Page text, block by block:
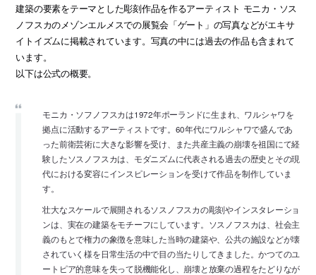
建築の要素をテーマとした彫刻作品を作るアーティスト モニカ・ソス
ノフスカのメゾンエルメスでの展覧会「ゲート」の写真などがエキサ
イトイズムに掲載されています。写真の中には過去の作品も含まれて
います。
以下は公式の概要。
モニカ・ソフノフスカは1972年ポーランドに生まれ、ワルシャワを
拠点に活動するアーティストです。60年代にワルシャワで盛んであ
った前衛芸術に大きな影響を受け、また共産主義の崩壊を祖国にて経
験したソスノフスカは、モダニズムに代表される過去の歴史とその現
代における変容にインスピレーションを受けて作品を制作していま
す。
壮大なスケールで展開されるソスノフスカの彫刻やインスタレーショ
ンは、実在の建築をモチーフにしています。ソスノフスカは、社会主
義のもとで権力の象徴を意味した当時の建築や、公共の施設などが壊
されていく様を日常生活の中で目の当たりしてきました。かつてのユ
ートピア的意味を失って脱機能化し、崩壊と放棄の過程をたどりなが